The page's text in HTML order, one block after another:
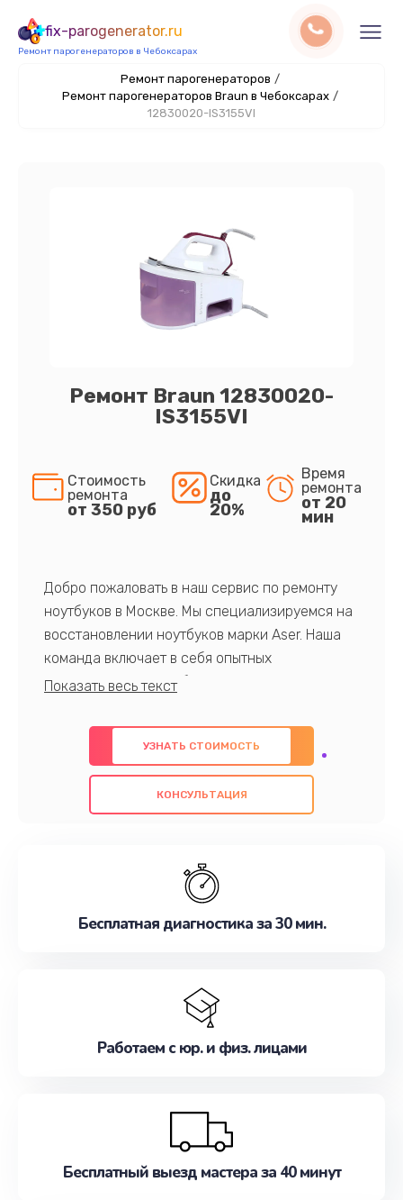
fix-parogenerator.ru
Ремонт парогенераторов в Чебоксарах
Ремонт парогенераторов /
Ремонт парогенераторов Braun в Чебоксарах /
12830020-IS3155VI
Ремонт Braun 12830020-
IS3155VI
Стоимость
ремонта
от 350 руб
Скидка
до
20%
Время
ремонта
от 20
мин
Добро пожаловать в наш сервис по ремонту
ноутбуков в Москве. Мы специализируемся на
восстановлении ноутбуков марки Aser. Наша
команда включает в себя опытных
профессионалов с обширными знаниями и
предлагаем быстрый и качественный ремонт с
использованием оригинальных компонентов, а
также гарантируем качество всех
проведенных работ. Наша цель - предоставить
наилучшим образом. Не медлите записаться на
УЗНАТЬ СТОИМОСТЬ
КОНСУЛЬТАЦИЯ
Бесплатная диагностика за 30 мин.
Работаем с юр. и физ. лицами
Бесплатный выезд мастера за 40 минут